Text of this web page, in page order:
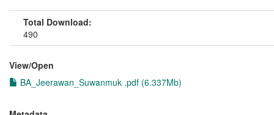
Total Download:
490
View/Open
BA_Jeerawan_Suwanmuk .pdf (6.337Mb)